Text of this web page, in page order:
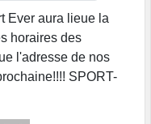
Ever aura lieue la
horaires des
l'adresse de nos
SPORT-